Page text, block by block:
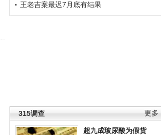
王老吉案最迟7月底有结果
更多
315调查
超九成玻尿酸为假货